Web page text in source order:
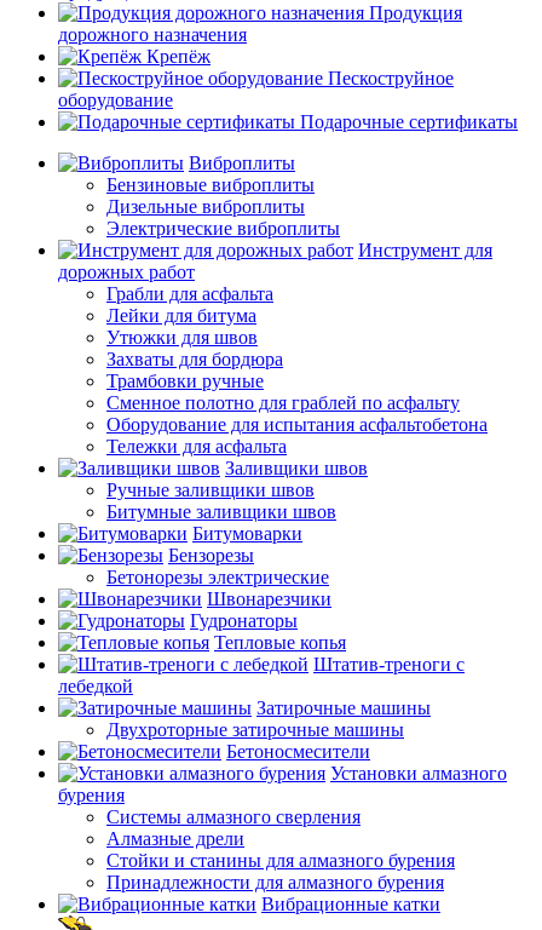
Продукция
дорожного назначения
Крепёж
Пескоструйное
оборудование
Подарочные сертификаты
Виброплиты
Бензиновые виброплиты
Дизельные виброплиты
Электрические виброплиты
Инструмент для
дорожных работ
Грабли для асфальта
Лейки для битума
Утюжки для швов
Захваты для бордюра
Трамбовки ручные
Сменное полотно для граблей по асфальту
Оборудование для испытания асфальтобетона
Тележки для асфальта
Заливщики швов
Ручные заливщики швов
Битумные заливщики швов
Битумоварки
Бензорезы
Бетонорезы электрические
Швонарезчики
Гудронаторы
Тепловые копья
Штатив-треноги с
лебедкой
Затирочные машины
Двухроторные затирочные машины
Бетоносмесители
Установки алмазного
бурения
Системы алмазного сверления
Алмазные дрели
Стойки и станины для алмазного бурения
Принадлежности для алмазного бурения
Вибрационные катки